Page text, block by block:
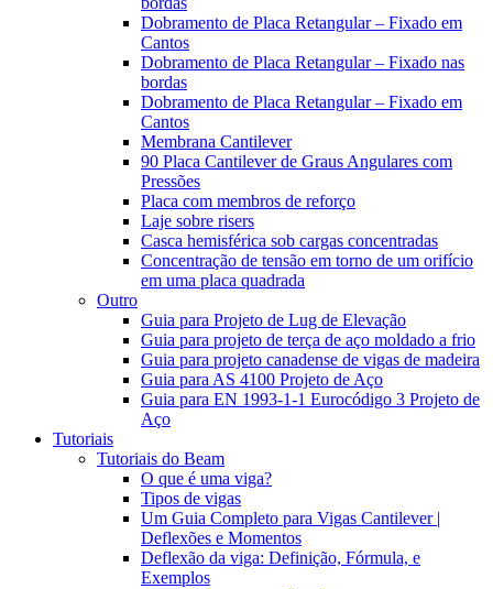
Dobramento de Placa Retangular – Fixado em
Cantos
Dobramento de Placa Retangular – Fixado nas
bordas
Dobramento de Placa Retangular – Fixado em
Cantos
Membrana Cantilever
90 Placa Cantilever de Graus Angulares com
Pressões
Placa com membros de reforço
Laje sobre risers
Casca hemisférica sob cargas concentradas
Concentração de tensão em torno de um orifício
em uma placa quadrada
Outro
Guia para Projeto de Lug de Elevação
Guia para projeto de terça de aço moldado a frio
Guia para projeto canadense de vigas de madeira
Guia para AS 4100 Projeto de Aço
Guia para EN 1993-1-1 Eurocódigo 3 Projeto de
Aço
Tutoriais
Tutoriais do Beam
O que é uma viga?
Tipos de vigas
Um Guia Completo para Vigas Cantilever |
Deflexões e Momentos
Deflexão da viga: Definição, Fórmula, e
Exemplos